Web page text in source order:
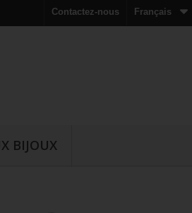
Français
Contactez-nous
BIJOUX